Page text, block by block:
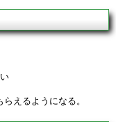
えるようになる。